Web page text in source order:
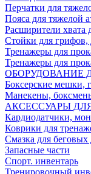
Перчатки для
Пояса для тяжелой
Расширители хвата
Стойки для грифов,
Тренажеры для
Тренажеры для
ОБОРУДОВАНИЕ
Боксерские мешки,
Манекены,
АКСЕССУАРЫ
Кардиодатчики,
Коврики для
Смазка для
Запасные части
Спорт. инвентарь
Тренировочный